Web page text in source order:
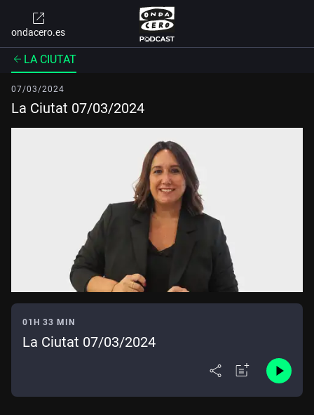
ondacero.es
LA CIUTAT
07/03/2024
La Ciutat 07/03/2024
01H 33 MIN
La Ciutat 07/03/2024